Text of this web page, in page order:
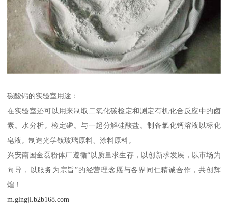
碳酸钙的实验室用途：
在实验室还可以用来制取二氧化碳检定和测定有机化合反应中的卤
素。水分析。检定磷。与一起分解硅酸盐。制备氯化钙溶液以标化
皂液。制造光学钕玻璃原料、涂料原料。
兴安南国金磊粉体厂遵循“以质量求生存，以创新求发展，以市场为
向导，以服务为宗旨”的经营理念愿与各界同仁精诚合作，共创辉
煌！
m.glngjl.b2b168.com